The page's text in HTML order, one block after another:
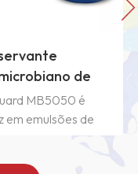
em lata
BCI para
à base de
BCI é de amplo
conservante